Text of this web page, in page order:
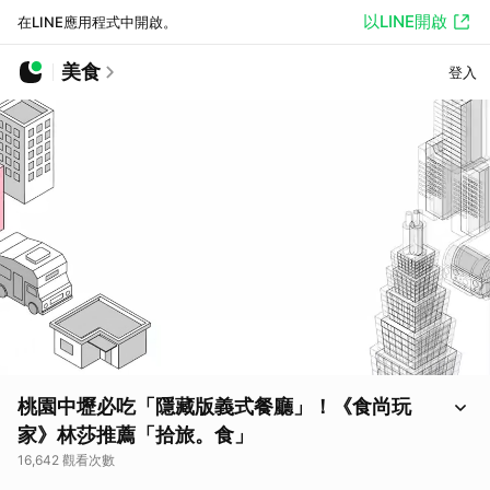
在LINE應用程式中開啟。 以LINE開啟
美食 登入
桃園中壢必吃「隱藏版義式餐廳」！《食尚玩
家》林莎推薦「拾旅。食」
16,642 觀看次數